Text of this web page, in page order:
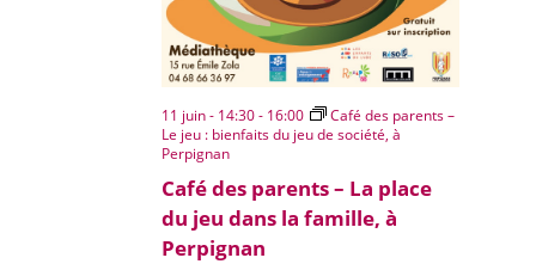
Café des parents – La place
du jeu dans la famille, à
Perpignan
11 juin - 14:30- 16:00
Café des parents –
Le jeu : bienfaits du jeu de société, à
Perpignan